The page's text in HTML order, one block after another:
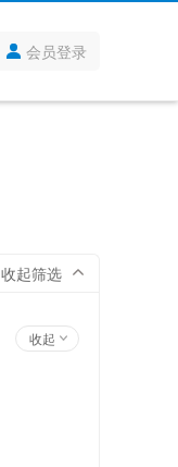
会员登录
收起筛选
收起